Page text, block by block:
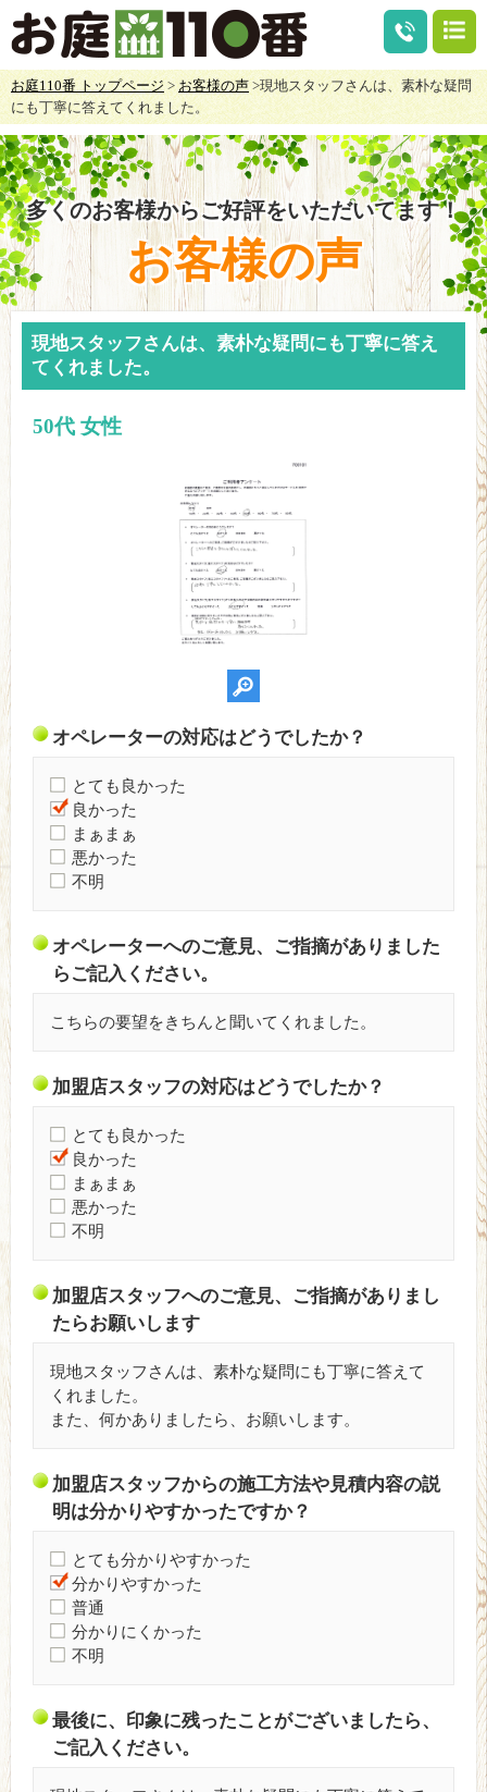
お庭110番 トップページ >お客様の声>現地スタッフさんは、素朴な疑問
にも丁寧に答えてくれました。
多くのお客様からご好評をいただいてます！
お客様の声
現地スタッフさんは、素朴な疑問にも丁寧に答え
てくれました。
50代 女性
オペレーターの対応はどうでしたか？
とても良かった
良かった
まぁまぁ
悪かった
不明
オペレーターへのご意見、ご指摘がありました
らご記入ください。
こちらの要望をきちんと聞いてくれました。
加盟店スタッフの対応はどうでしたか？
とても良かった
良かった
まぁまぁ
悪かった
不明
加盟店スタッフへのご意見、ご指摘がありまし
たらお願いします
現地スタッフさんは、素朴な疑問にも丁寧に答えて
くれました。
また、何かありましたら、お願いします。
加盟店スタッフからの施工方法や見積内容の説
明は分かりやすかったですか？
とても分かりやすかった
分かりやすかった
普通
分かりにくかった
不明
最後に、印象に残ったことがございましたら、
ご記入ください。